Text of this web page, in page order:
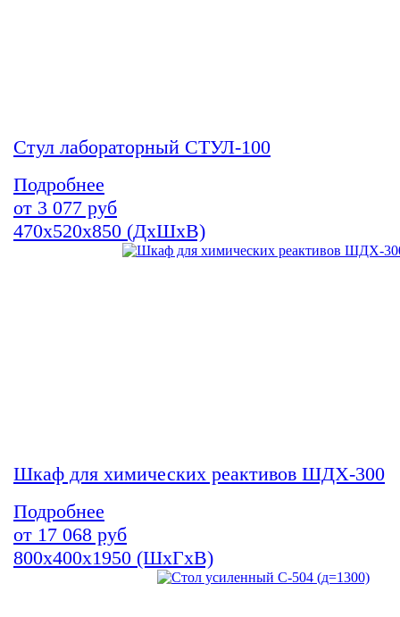
Стул лабораторный СТУЛ-100
Подробнее
от 3 077 руб
470х520х850 (ДхШхВ)
Шкаф для химических реактивов ШДХ-300
Подробнее
от 17 068 руб
800х400х1950 (ШхГхВ)